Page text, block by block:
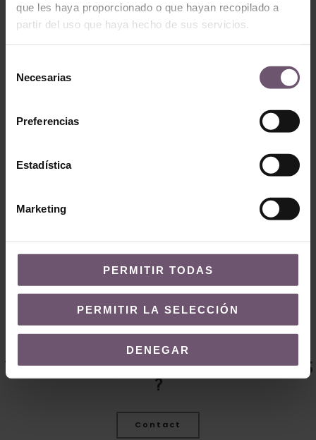
que les haya proporcionado o que hayan recopilado a
partir del uso que haya hecho de sus servicios.
Necesarias
Preferencias
Estadística
Marketing
PERMITIR TODAS
PERMITIR LA SELECCIÓN
DENEGAR
Mod. ZC218 –
VOUS VOULEZ PLUS D'INFORMATIONS
?
Contact